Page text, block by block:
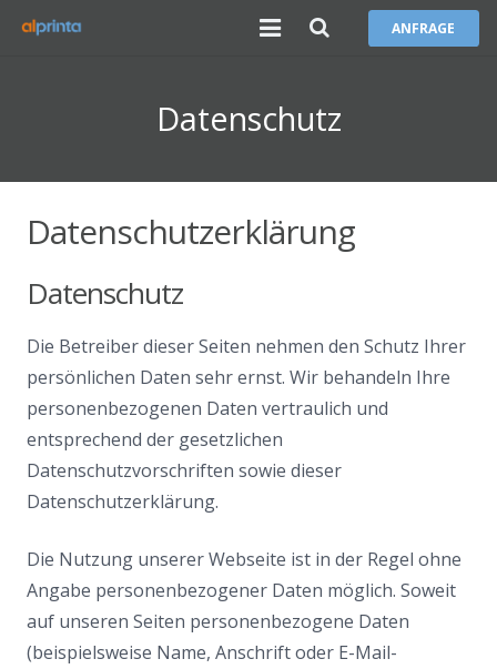
Produkte
Carwrapping
Über uns
Karriere
Service
ANFRAGE
Datenschutz
Datenschutzerklärung
Datenschutz
Die Betreiber dieser Seiten nehmen den Schutz Ihrer
persönlichen Daten sehr ernst. Wir behandeln Ihre
personenbezogenen Daten vertraulich und
entsprechend der gesetzlichen
Datenschutzvorschriften sowie dieser
Datenschutzerklärung.
Die Nutzung unserer Webseite ist in der Regel ohne
Angabe personenbezogener Daten möglich. Soweit
auf unseren Seiten personenbezogene Daten
(beispielsweise Name, Anschrift oder E-Mail-